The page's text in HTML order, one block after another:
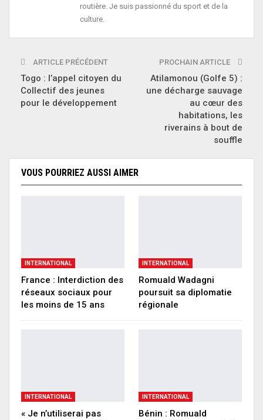
routière. Je suis passionné du sport et de la
culture.
ARTICLE PRÉCÉDENT
Togo : l’appel citoyen du
Collectif des jeunes
pour le développement
PROCHAIN ARTICLE
Atilamonou (Golfe 5) :
une décharge sauvage
au cœur des
habitations, les
riverains à bout de
souffle
VOUS POURRIEZ AUSSI AIMER
INTERNATIONAL
France : Interdiction des
réseaux sociaux pour
les moins de 15 ans
INTERNATIONAL
Romuald Wadagni
poursuit sa diplomatie
régionale
INTERNATIONAL
« Je n’utiliserai pas
INTERNATIONAL
Bénin : Romuald